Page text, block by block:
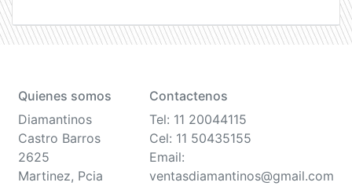
Quienes somos
Diamantinos
Castro Barros
2625
Martinez, Pcia
Contactenos
Tel: 11 20044115
Cel: 11 50435155
Email:
ventasdiamantinos@gmail.com